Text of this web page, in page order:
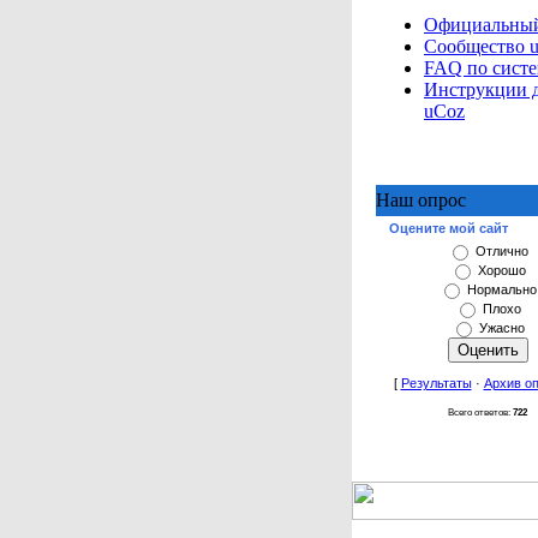
Сообщество
FAQ по
Инструкции
uCoz
Наш опрос
Оцените мой сайт
Отлично
Хорошо
Нормально
Плохо
Ужасно
[ Результаты· Архив
Всего ответов: 722